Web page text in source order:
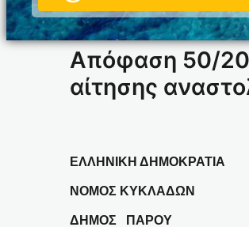
Απόφαση 50/
αίτησης
ΕΛΛΗΝΙΚΗ ΔΗΜΟΚΡΑΤΙΑ
ΝΟΜΟΣ ΚΥΚΛΑΔΩΝ
ΔΗΜΟΣ ΠΑΡΟΥ